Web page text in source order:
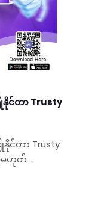
နိုင်တာ Trusty
နိုင်တာ Trusty
မဟုတ်...